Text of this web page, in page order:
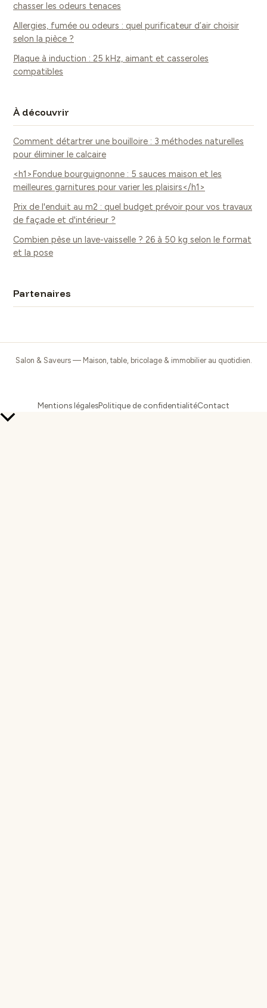
chasser les odeurs tenaces
Allergies, fumée ou odeurs : quel purificateur d’air choisir
selon la pièce ?
Plaque à induction : 25 kHz, aimant et casseroles
compatibles
À découvrir
Comment détartrer une bouilloire : 3 méthodes naturelles
pour éliminer le calcaire
<h1>Fondue bourguignonne : 5 sauces maison et les
meilleures garnitures pour varier les plaisirs</h1>
Prix de l'enduit au m2 : quel budget prévoir pour vos travaux
de façade et d'intérieur ?
Combien pèse un lave-vaisselle ? 26 à 50 kg selon le format
et la pose
Partenaires
Salon & Saveurs — Maison, table, bricolage & immobilier au quotidien.
Mentions légalesPolitique de confidentialitéContact